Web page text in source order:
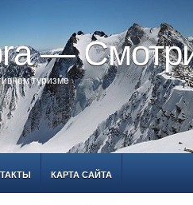
—
туризме
КАРТА САЙТА